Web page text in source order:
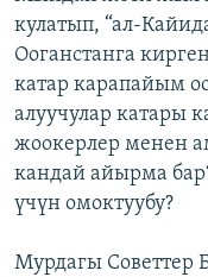
кулатып, “ал-
Ооганстанга
катар карапайым
алуучулар катары
жоокерлер менен
кандай айырма
үчүн омоктуубу?
Мурдагы Советтер